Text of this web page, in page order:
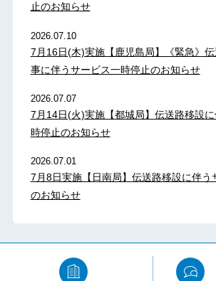
止のお知らせ
2026.07.10
7月16日(木)実施【鹿児島局】《緊急》
事に伴うサービス一時停止のお知らせ
2026.07.07
7月14日(火)実施【都城局】伝送路移設
時停止のお知らせ
2026.07.01
7月8日実施【日南局】伝送路移設に伴う
のお知らせ